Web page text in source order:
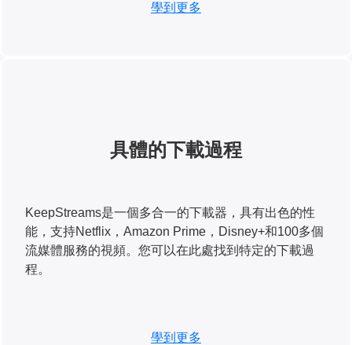
學到更多
具體的下載過程
KeepStreams是一個多合一的下載器，具有出色的性
能，支持Netflix，Amazon Prime，Disney+和100多個
流媒體服務的視頻。您可以在此處找到特定的下載過
程。
學到更多